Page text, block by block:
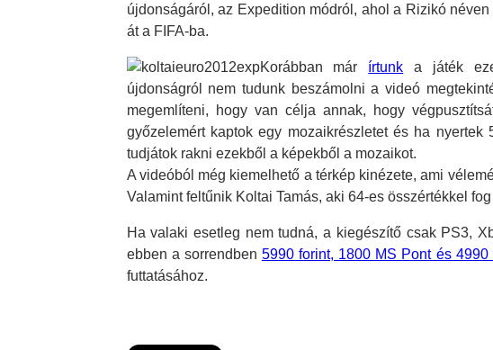
újdonságáról, az Expedition módról, ahol a Rizikó
át a FIFA-ba.
Korábban már írtunk a játék
újdonságról nem tudunk beszámolni a videó
megemlíteni, hogy van célja annak, hogy
győzelemért kaptok egy mozaikrészletet és ha nyertek
tudjátok rakni ezekből a képekből a mozaikot.
A videóból még kiemelhető a térkép kinézete, ami
Valamint feltűnik Koltai Tamás, aki 64-es összértékkel
Ha valaki esetleg nem tudná, a kiegészítő csak PS3,
ebben a sorrendben 5990 forint, 1800 MS Pont és 4990
futtatásához.